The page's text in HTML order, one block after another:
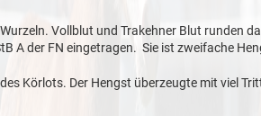
Vollblut und Trakehner Blut runden
A der FN eingetragen. Sie ist zweifache
Körlots. Der Hengst überzeugte mit viel